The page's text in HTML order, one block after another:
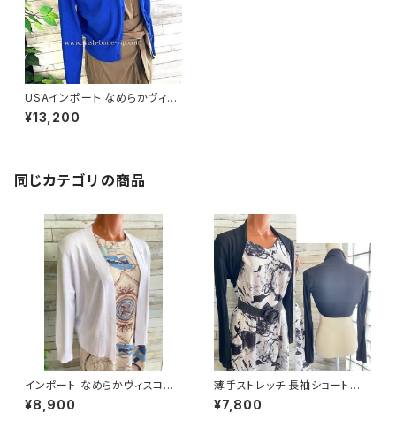
USAインポート なめらかヴィス
コース混 前ボタン 長袖 カーデ
ィガン/ブルー
¥13,200
同じカテゴリの商品
インポート なめらかヴィスコー
ス混 羽織りもの 八分袖・長袖カ
ーディガン/ホワイト
¥8,900
薄手ストレッチ 長袖ショートボ
レロ・ロングスリーブカーディガ
ン UV・紫外線対策 羽織りもの
¥7,800